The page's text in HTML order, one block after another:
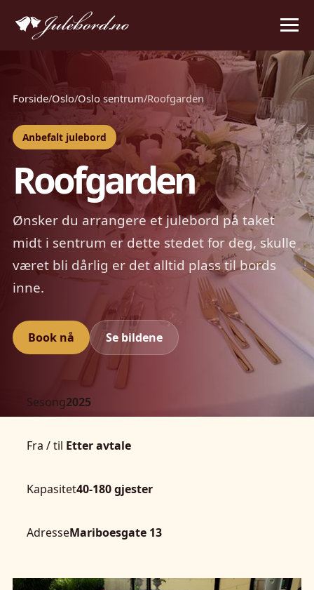
Forside/Oslo/Oslo sentrum/Roofgarden
Anbefalt julebord
Roofgarden
Ønsker du arrangere et julebord på taket
midt i sentrum er dette stedet for deg, skulle
været bli dårlig er det alltid plass til bords
inne.
Book nå Se bildene
Sesong2025
Fra / til Etter avtale
Kapasitet40-180 gjester
AdresseMariboesgate 13